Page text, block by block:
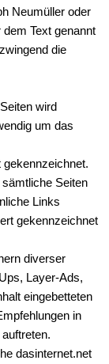
Neumüller oder
Text genannt
die
wird
um das
Seiten
Links
gekennzeichnet
diverser
Layer-Ads,
eingebetteten
in
dasinternet.net